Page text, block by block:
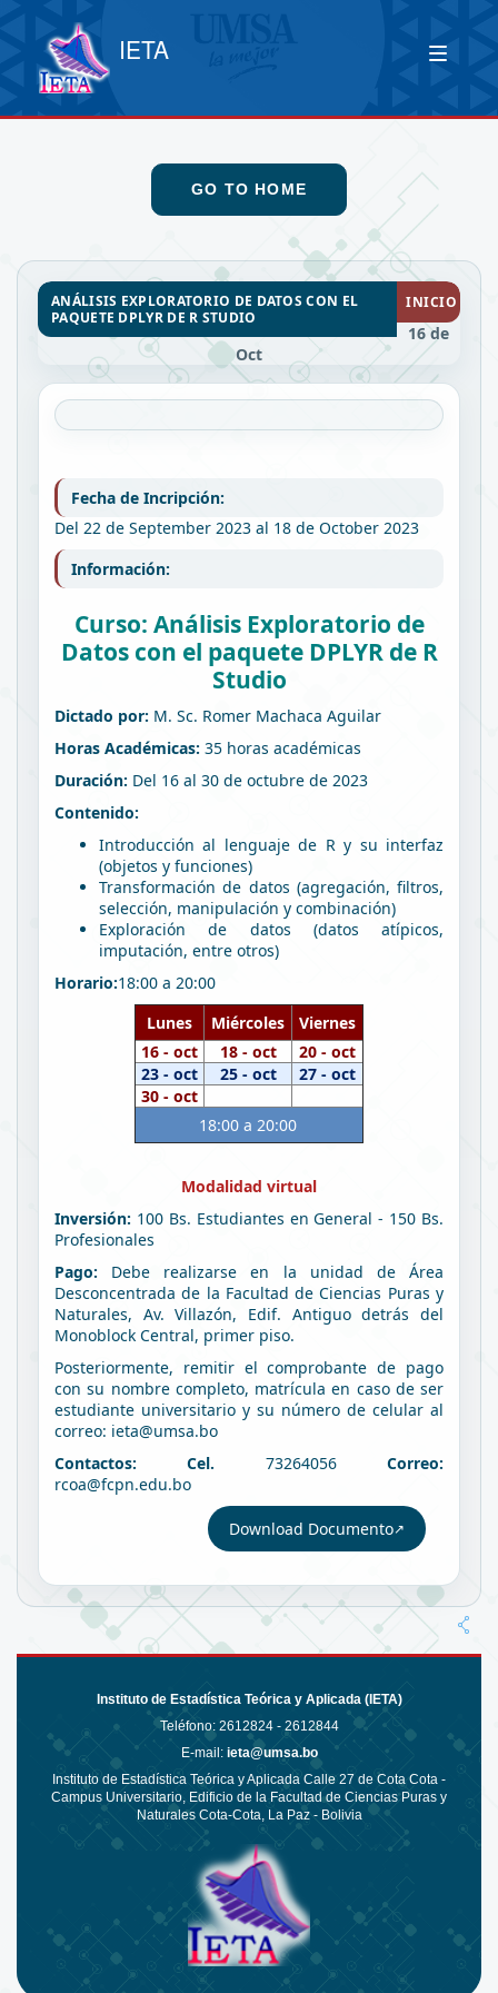
IETA
GO TO HOME
ANÁLISIS EXPLORATORIO DE DATOS CON EL
PAQUETE DPLYR DE R STUDIO
INICIO
16 de
Oct
Fecha de Incripción:
Del 22 de September 2023 al 18 de October 2023
Información:
Curso: Análisis Exploratorio de
Datos con el paquete DPLYR de R
Studio
Dictado por: M. Sc. Romer Machaca Aguilar
Horas Académicas: 35 horas académicas
Duración: Del 16 al 30 de octubre de 2023
Contenido:
Introducción al lenguaje de R y su interfaz
(objetos y funciones)
Transformación de datos (agregación, filtros,
selección, manipulación y combinación)
Exploración de datos (datos atípicos,
imputación, entre otros)
Horario:18:00 a 20:00
Lunes
Miércoles
Viernes
16 - oct
18 - oct
20 - oct
23 - oct
25 - oct
27 - oct
30 - oct
18:00 a 20:00
Modalidad virtual
Inversión: 100 Bs. Estudiantes en General - 150 Bs.
Profesionales
Pago: Debe realizarse en la unidad de Área
Desconcentrada de la Facultad de Ciencias Puras y
Naturales, Av. Villazón, Edif. Antiguo detrás del
Monoblock Central, primer piso.
Posteriormente, remitir el comprobante de pago
con su nombre completo, matrícula en caso de ser
estudiante universitario y su número de celular al
correo: ieta@umsa.bo
Contactos: Cel. 73264056Correo:
rcoa@fcpn.edu.bo
Download Documento
Instituto de Estadística Teórica y Aplicada (IETA)
Teléfono: 2612824 - 2612844
E-mail: ieta@umsa.bo
Instituto de Estadística Teórica y Aplicada Calle 27 de Cota Cota -
Campus Universitario, Edificio de la Facultad de Ciencias Puras y
Naturales Cota-Cota, La Paz - Bolivia